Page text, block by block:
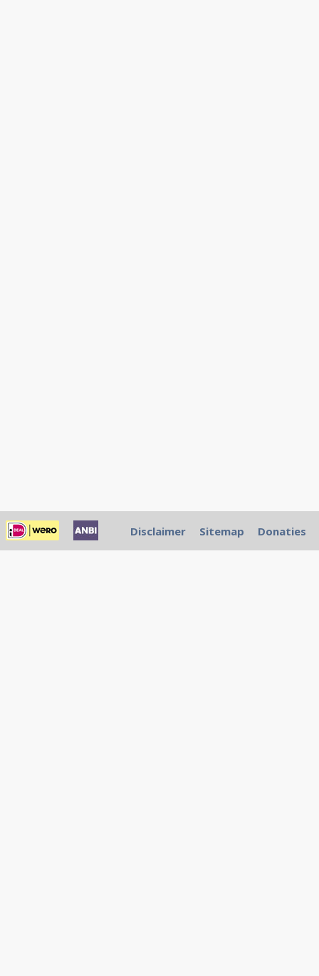
Disclaimer Sitemap Donaties